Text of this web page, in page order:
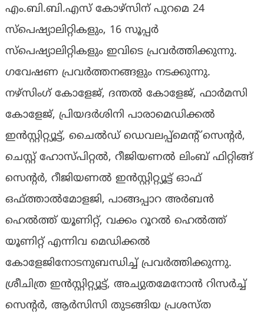
എം.ബി.ബി.എസ് കോഴ്‌സിന് പുറമെ 24
സ്‌പെഷ്യാലിറ്റികളും, 16 സൂപ്പര്‍
സ്‌പെഷ്യാലിറ്റികളും ഇവിടെ പ്രവര്‍ത്തിക്കുന്നു.
ഗവേഷണ പ്രവര്‍ത്തനങ്ങളും നടക്കുന്നു.
നഴ്‌സിംഗ് കോളേജ്, ദന്തല്‍ കോളേജ്, ഫാര്‍മസി
കോളേജ്, പ്രിയദര്‍ശിനി പാരാമെഡിക്കല്‍
ഇന്‍സ്റ്റിറ്റ്യൂട്ട്, ചൈല്‍ഡ് ഡെവലപ്പ്‌മെന്റ് സെന്റര്‍,
ചെസ്റ്റ് ഹോസ്പിറ്റല്‍, റീജിയണല്‍ ലിംബ് ഫിറ്റിങ്ങ്
സെന്റര്‍, റീജിയണല്‍ ഇന്‍സ്റ്റിറ്റ്യൂട്ട് ഓഫ്
ഒഫ്ത്താല്‍മോളജി, പാങ്ങപ്പാറ അര്‍ബന്‍
ഹെല്‍ത്ത് യൂണിറ്റ്, വക്കം റൂറല്‍ ഹെല്‍ത്ത്
യൂണിറ്റ് എന്നിവ മെഡിക്കല്‍
കോളേജിനോടനുബന്ധിച്ച് പ്രവര്‍ത്തിക്കുന്നു.
ശ്രീചിത്ര ഇന്‍സ്റ്റിറ്റ്യൂട്ട്, അച്യുതമേനോന്‍ റിസര്‍ച്ച്
സെന്റര്‍, ആര്‍സിസി തുടങ്ങിയ പ്രശസ്ത